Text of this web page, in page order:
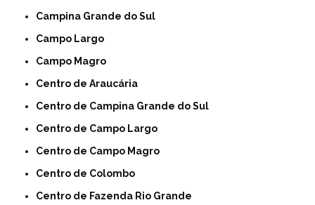
Campina Grande do Sul
Campo Largo
Campo Magro
Centro de Araucária
Centro de Campina Grande do Sul
Centro de Campo Largo
Centro de Campo Magro
Centro de Colombo
Centro de Fazenda Rio Grande